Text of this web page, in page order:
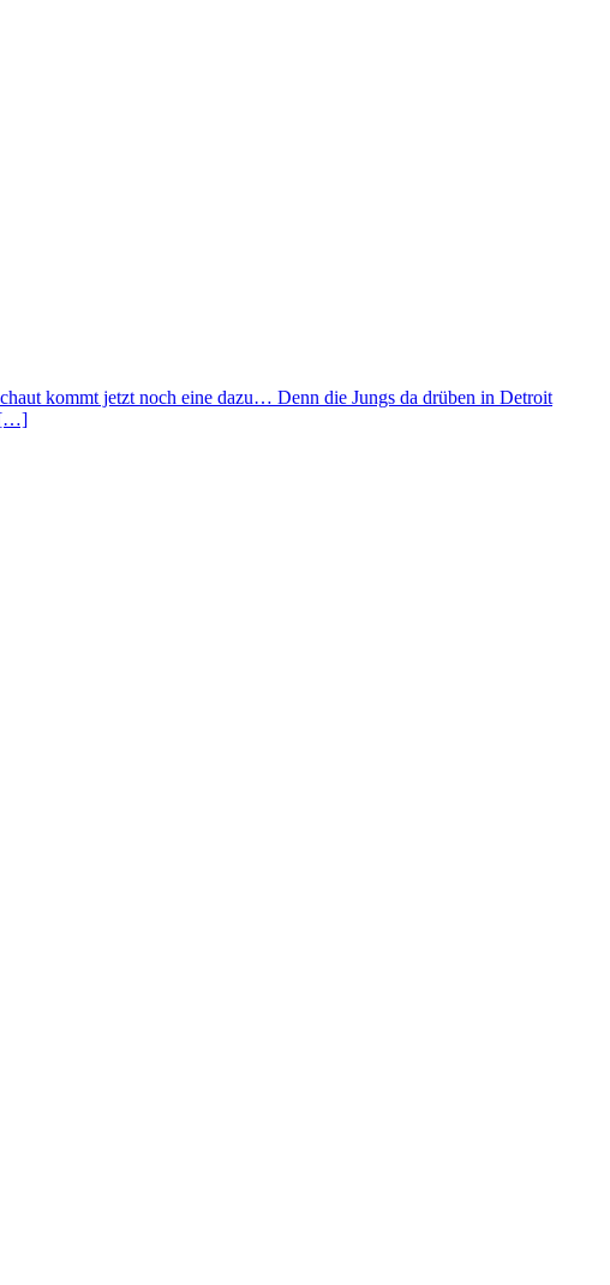
kommt jetzt noch eine dazu… Denn die Jungs da drüben in Detroit
[…]